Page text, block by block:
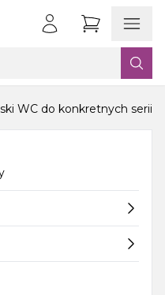
WC do konkretnych serii